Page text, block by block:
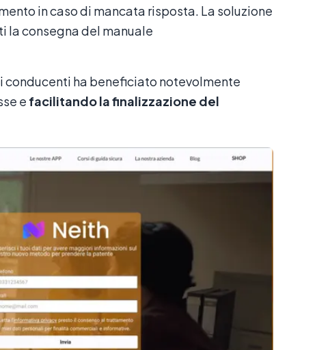
in caso di mancata risposta. La soluzione
la consegna del manuale
conducenti ha beneficiato notevolmente
e facilitando la finalizzazione del